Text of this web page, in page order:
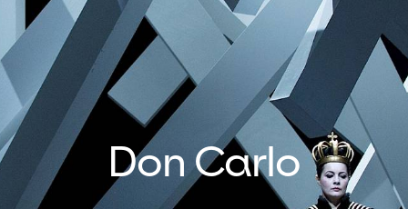
Don Carlo